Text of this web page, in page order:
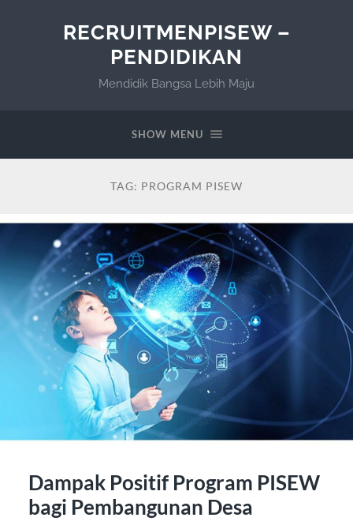
RECRUITMENPISEW –
PENDIDIKAN
Mendidik Bangsa Lebih Maju
SHOW MENU
TAG: PROGRAM PISEW
Dampak Positif Program PISEW
bagi Pembangunan Desa